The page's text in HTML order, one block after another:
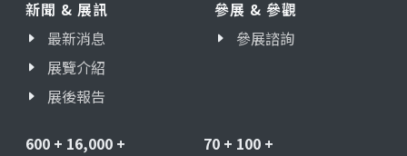
新聞 & 展訊
最新消息
展覽介紹
展後報告
參展 & 參觀
參展諮詢
600 + 16,000 + 70 + 100 +